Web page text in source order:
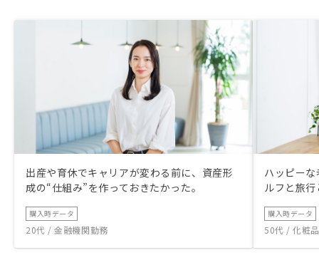
出産や育休でキャリアが変わる前に、資産形
成の“仕組み”を作っておきたかった。
購入時データ
20代 / 金融機関勤務
ハッピー
ルフと旅
購入時データ
50代 / 化粧